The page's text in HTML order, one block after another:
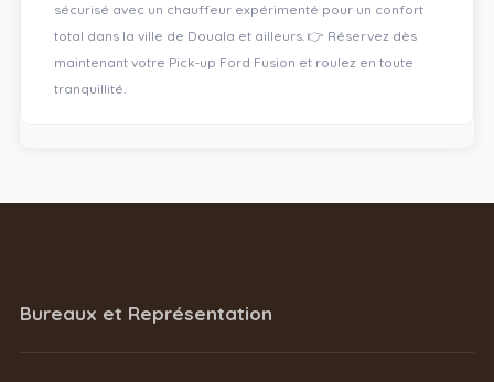
sécurisé avec un chauffeur expérimenté pour un confort
total dans la ville de Douala et ailleurs. 👉 Réservez dès
maintenant votre Pick‑up Ford Fusion et roulez en toute
tranquillité.
Bureaux et Représentation